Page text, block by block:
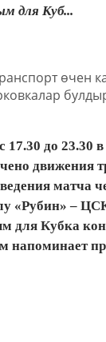
для Куб...
17.30 до 23.30
движения
матча
«Рубин» –
для Кубка
напоминает